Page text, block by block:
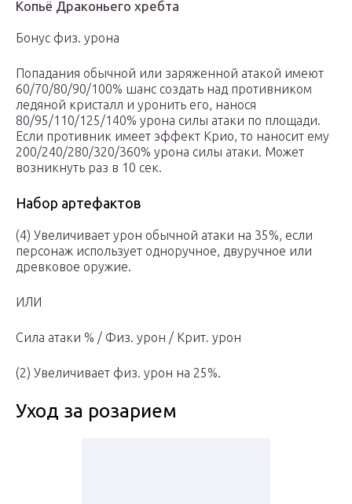
Копьё Драконьего хребта
Бонус физ. урона
Попадания обычной или заряженной атакой имеют
60/70/80/90/100% шанс создать над противником
ледяной кристалл и уронить его, нанося
80/95/110/125/140% урона силы атаки по площади.
Если противник имеет эффект Крио, то наносит ему
200/240/280/320/360% урона силы атаки. Может
возникнуть раз в 10 сек.
Набор артефактов
(4) Увеличивает урон обычной атаки на 35%, если
персонаж использует одноручное, двуручное или
древковое оружие.
ИЛИ
Сила атаки % / Физ. урон / Крит. урон
(2) Увеличивает физ. урон на 25%.
Уход за розарием